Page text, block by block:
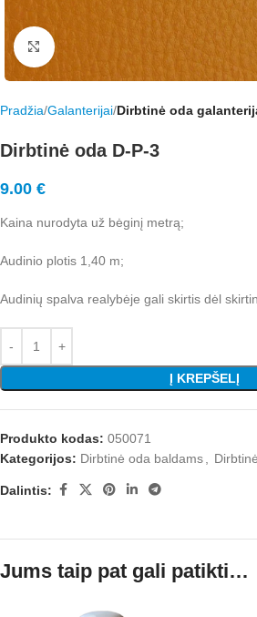
Rodyti nuotrauką visame ekrane
Pradžia Galanterijai Dirbtinė oda
Dirbtinė oda D-P-3
9.00 €
Kaina nurodyta už bėginį metrą;
Audinio plotis 1,40 m;
Audinių spalva realybėje gali skirtis dėl
Į KREPŠELĮ
Produkto kodas: 050071
Kategorijos: Dirbtinė oda baldams
Dalintis:
Jums taip pat gali patikti…